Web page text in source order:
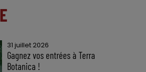
31 juillet 2026
Gagnez vos entrées à Terra
Botanica !